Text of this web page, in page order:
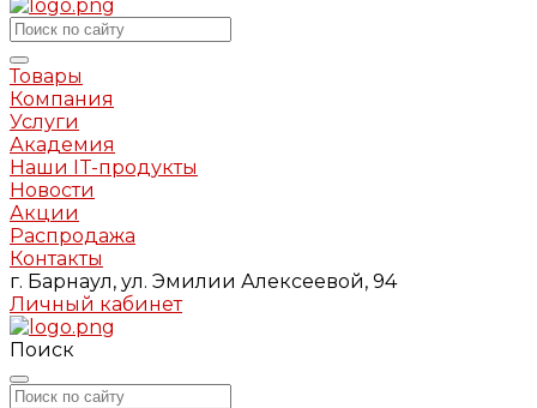
Товары
Компания
Услуги
Академия
Наши IT-продукты
Новости
Акции
Распродажа
Контакты
г. Барнаул, ул. Эмилии Алексеевой, 94
Личный кабинет
Поиск